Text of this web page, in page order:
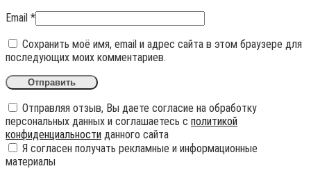
Email *
Сохранить моё имя, email и адрес сайта в этом браузере для
последующих моих комментариев.
Отправляя отзыв, Вы даете согласие на обработку
персональных данных и соглашаетесь с политикой
конфиденциальности данного сайта
Я согласен получать рекламные и информационные
материалы